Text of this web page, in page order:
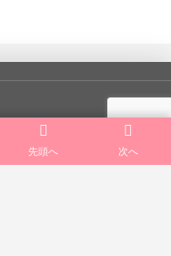
先頭へ 次へ